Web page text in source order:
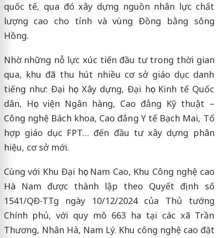
quốc tế, qua đó xây dựng nguồn nhân lực chất
lượng cao cho tỉnh và vùng Đồng bằng sông
Hồng.
Nhờ những nỗ lực xúc tiến đầu tư trong thời gian
qua, khu đã thu hút nhiều cơ sở giáo dục danh
tiếng như: Đại học Xây dựng, Đại học Kinh tế Quốc
dân, Học viện Ngân hàng, Cao đẳng Kỹ thuật –
Công nghệ Bách khoa, Cao đẳng Y tế Bạch Mai, Tổ
hợp giáo dục FPT… đến đầu tư xây dựng phân
hiệu, cơ sở mới.
Cùng với Khu Đại học Nam Cao, Khu Công nghệ cao
Hà Nam được thành lập theo Quyết định số
1541/QĐ-TTg ngày 10/12/2024 của Thủ tướng
Chính phủ, với quy mô 663 ha tại các xã Trần
Thương, Nhân Hà, Nam Lý. Khu công nghệ cao đặt